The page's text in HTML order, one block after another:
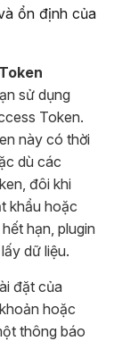
ổn định của
sử dụng
Token.
này có thời
dù các
đôi khi
khẩu hoặc
hạn, plugin
dữ liệu.
đặt của
hoặc
thông báo